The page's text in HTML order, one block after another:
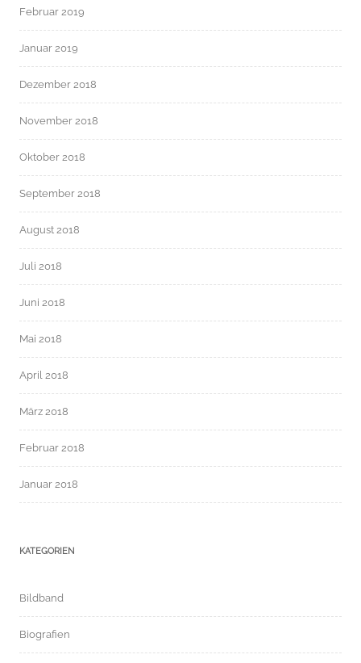
Februar 2019
Januar 2019
Dezember 2018
November 2018
Oktober 2018
September 2018
August 2018
Juli 2018
Juni 2018
Mai 2018
April 2018
März 2018
Februar 2018
Januar 2018
KATEGORIEN
Bildband
Biografien